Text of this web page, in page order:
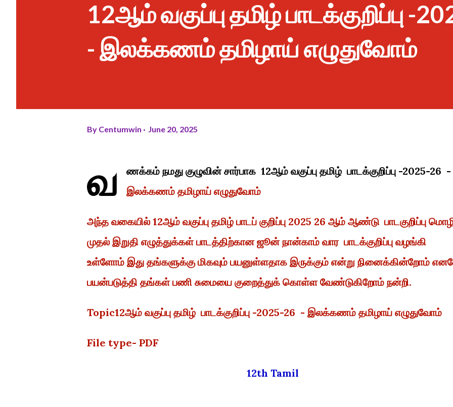
12ஆம் வகுப்பு தமிழ் பாடக்குறிப்பு -
- இலக்கணம் தமிழாய் எழுதுவோம்
By Centumwin June 20, 2025
வ
ணக்கம் நமது குழுவின் சார்பாக 12ஆம் வகுப்பு தமிழ் பாடக்குறிப்பு -2025-26 -
இலக்கணம் தமிழாய் எழுதுவோம்
அந்த வகையில் 12ஆம் வகுப்பு தமிழ் பாடப் குறிப்பு 2025 26 ஆம் ஆண்டு பாடகுறிப்பு
முதல் இறுதி எழுத்துக்கள் பாடத்திற்கான ஜூன் நான்காம் வார பாடக்குறிப்பு வழங்கி
உள்ளோம் இது தங்களுக்கு மிகவும் பயனுள்ளதாக இருக்கும் என்று நினைக்கின்றோம்
பயன்படுத்தி தங்கள் பணி சுமையை குறைத்துக் கொள்ள வேண்டுகிறோம் நன்றி.
Topic12ஆம் வகுப்பு தமிழ் பாடக்குறிப்பு -2025-26 - இலக்கணம் தமிழாய் எழுதுவோம்
File type- PDF
12th Tamil